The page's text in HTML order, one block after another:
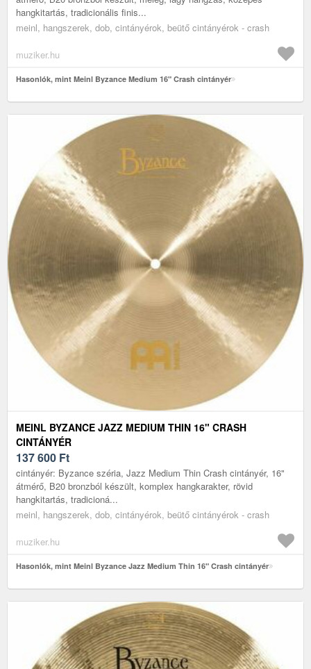
hangkitartás, tradicionális finis...
meinl, hangszerek, dob, cintányérok, beütő cintányérok - crash
muziker.hu
Hasonlók, mint Meinl Byzance Medium 16" Crash cintányér
MEINL BYZANCE JAZZ MEDIUM THIN 16" CRASH
CINTÁNYÉR
137 600 Ft
cintányér: Byzance széria, Jazz Medium Thin Crash cintányér, 16"
átmérő, B20 bronzból készült, komplex hangkarakter, rövid
hangkitartás, tradicioná...
meinl, hangszerek, dob, cintányérok, beütő cintányérok - crash
muziker.hu
Hasonlók, mint Meinl Byzance Jazz Medium Thin 16" Crash cintányér